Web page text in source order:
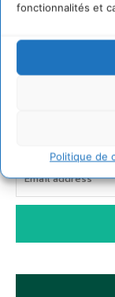
fonctionnalités et
Politique de
IPBES : le «
4 août 2026